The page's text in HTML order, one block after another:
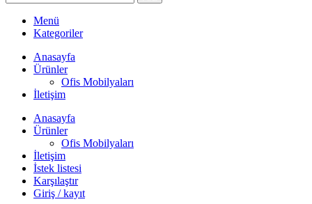
Menü
Kategoriler
Anasayfa
Ürünler
Ofis Mobilyaları
İletişim
Anasayfa
Ürünler
Ofis Mobilyaları
İletişim
İstek listesi
Karşılaştır
Giriş / kayıt